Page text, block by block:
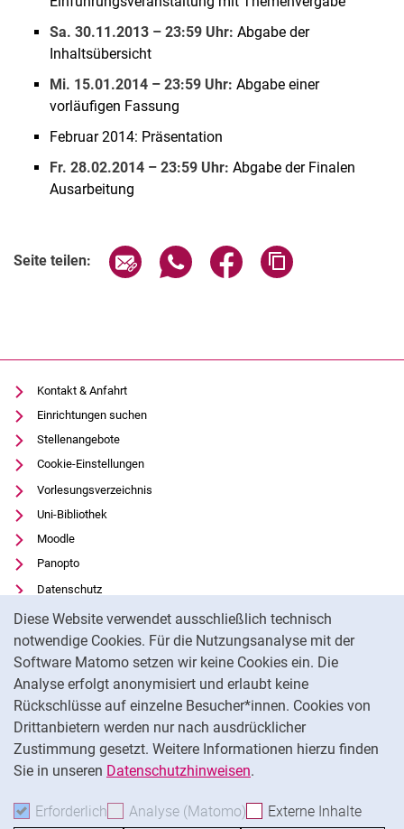
Diese Website verwendet ausschließlich technisch
notwendige Cookies. Für die Nutzungsanalyse mit der
Software Matomo setzen wir keine Cookies ein. Die
Analyse erfolgt anonymisiert und erlaubt keine
Rückschlüsse auf einzelne Besucher*innen. Cookies von
Drittanbietern werden nur nach ausdrücklicher
Zustimmung gesetzt. Weitere Informationen hierzu finden
Sie in unseren Datenschutzhinweisen.
Erforderlich Erforderliche Cookies akzeptieren
Analyse (Matomo) Analyse-Cookies
Externe Inhalte
Sa. 30.11.2013 – 23:59 Uhr: Abgabe der
Inhaltsübersicht
Mi. 15.01.2014 – 23:59 Uhr: Abgabe einer
vorläufigen Fassung
Februar 2014: Präsentation
Fr. 28.02.2014 – 23:59 Uhr: Abgabe der Finalen
Ausarbeitung
Seite teilen: Seite über E-Mail teilen
Seite über WhatsApp teilen
Seite über Facebook
Kontakt & Anfahrt
Einrichtungen suchen
Stellenangebote
Cookie-Einstellungen
Vorlesungsverzeichnis
Uni-Bibliothek
Moodle
Panopto
Datenschutz
Barrierefreiheit
Transparenter KI-Einsatz
Impressum
Externer Link: Universität Kassel auf
Facebook (öffnet neues Fenster)
Externer Link: Universität Kassel auf
Youtube(öffnet neues Fenster)
Externer Link: Universität Kassel auf
Instagram (öffnet neues Fenster)